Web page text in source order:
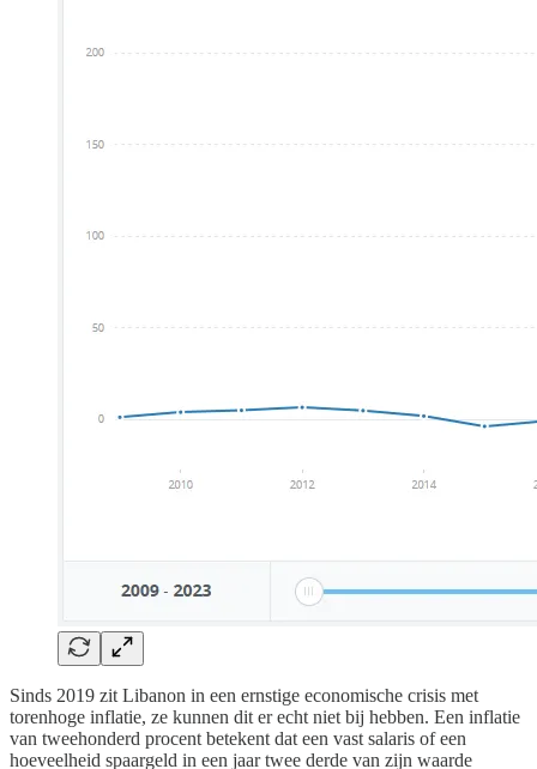
Sinds 2019 zit Libanon in een ernstige economische crisis met
torenhoge inflatie, ze kunnen dit er echt niet bij hebben. Een inflatie
van tweehonderd procent betekent dat een vast salaris of een
hoeveelheid spaargeld in een jaar twee derde van zijn waarde